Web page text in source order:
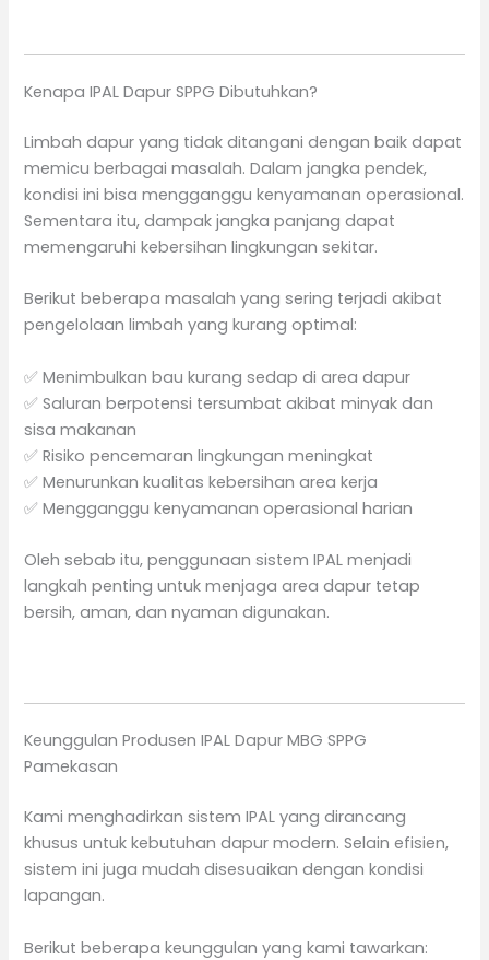
Kenapa IPAL Dapur SPPG Dibutuhkan?
Limbah dapur yang tidak ditangani dengan baik dapat
memicu berbagai masalah. Dalam jangka pendek,
kondisi ini bisa mengganggu kenyamanan operasional.
Sementara itu, dampak jangka panjang dapat
memengaruhi kebersihan lingkungan sekitar.
Berikut beberapa masalah yang sering terjadi akibat
pengelolaan limbah yang kurang optimal:
✅ Menimbulkan bau kurang sedap di area dapur
✅ Saluran berpotensi tersumbat akibat minyak dan
sisa makanan
✅ Risiko pencemaran lingkungan meningkat
✅ Menurunkan kualitas kebersihan area kerja
✅ Mengganggu kenyamanan operasional harian
Oleh sebab itu, penggunaan sistem IPAL menjadi
langkah penting untuk menjaga area dapur tetap
bersih, aman, dan nyaman digunakan.
Keunggulan Produsen IPAL Dapur MBG SPPG
Pamekasan
Kami menghadirkan sistem IPAL yang dirancang
khusus untuk kebutuhan dapur modern. Selain efisien,
sistem ini juga mudah disesuaikan dengan kondisi
lapangan.
Berikut beberapa keunggulan yang kami tawarkan: